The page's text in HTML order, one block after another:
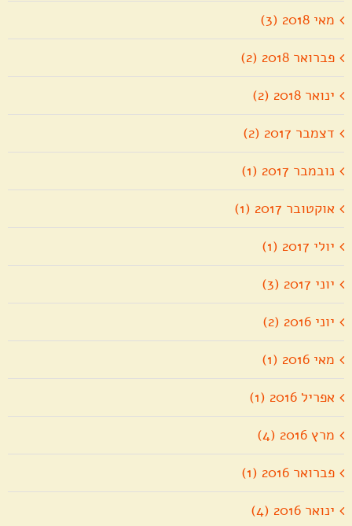
מאי 2018 (3)
פברואר 2018 (2)
ינואר 2018 (2)
דצמבר 2017 (2)
נובמבר 2017 (1)
אוקטובר 2017 (1)
יולי 2017 (1)
יוני 2017 (3)
יוני 2016 (2)
מאי 2016 (1)
אפריל 2016 (1)
מרץ 2016 (4)
פברואר 2016 (1)
ינואר 2016 (4)